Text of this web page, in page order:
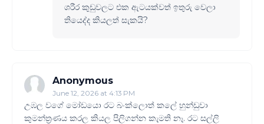
ශරීර කුඩුවලට එක ඇටයක්වත් ඉතුරු වෙලා
තියෙද්ද කියලත් සැකයි?
Anonymous
June 12, 2026 at 4:13 PM
උඹල වගේ මෝඩයො රට බංක්ලොත් කලේ හුන්ඩුවා
කුමන්ත්‍රණය කරල කියල පිලිගන්න කැමති නෑ. රට සල්ලි